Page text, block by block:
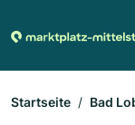
Startseite Bad